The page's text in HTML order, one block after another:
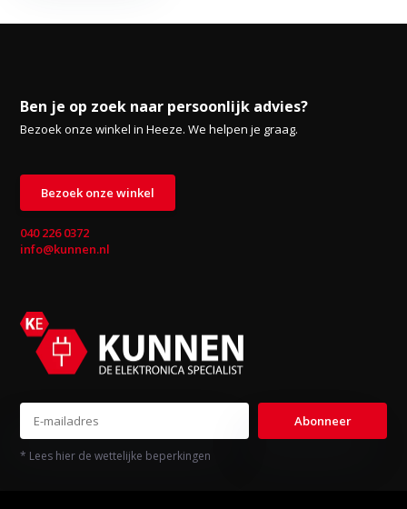
Ben je op zoek naar persoonlijk advies?
Bezoek onze winkel in Heeze. We helpen je graag.
Bezoek onze winkel
040 226 0372
info@kunnen.nl
Abonneer
* Lees hier de wettelijke beperkingen